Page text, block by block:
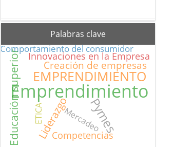
Palabras clave
Emprendimiento
EMPRENDIMIENTO
Pymes
Educación superior Liderazgo
Creación de empresas
Innovaciones en la Empresa
Competencias
Comportamiento del consumidor
Mercadeo
ETICA